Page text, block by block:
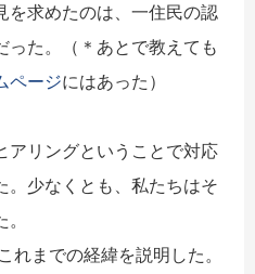
求めたのは、一住民の認
った。（＊あとで教えても
ページにはあった）
リングということで対応
。少なくとも、私たちはそ
までの経緯を説明した。